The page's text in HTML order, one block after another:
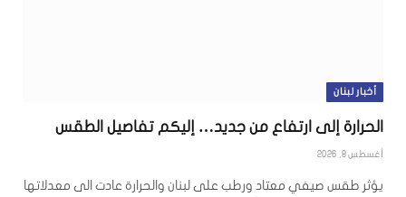
أخبار لبنان
الحرارة إلى ارتفاع من جديد… إليكم تفاصيل الطقس
أغسطس 8, 2026
يؤثر طقس صيفي معتاد ورطب على لبنان والحرارة عادت الى معدلاتها